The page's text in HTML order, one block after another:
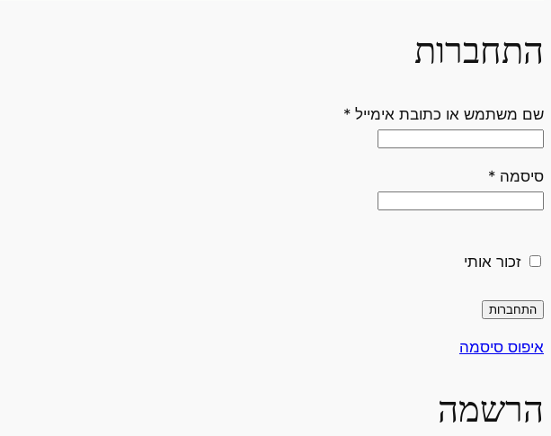
התחברות
שם משתמש או כתובת אימייל *
סיסמה *
זכור אותי
התחברות
איפוס סיסמה
הרשמה